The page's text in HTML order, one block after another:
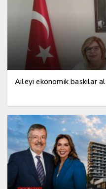
Aileyi ekonomik baskılar